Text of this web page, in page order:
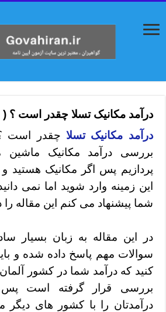
درآمد مکانیک تسلا چقدر است ؟ ( 2026 )
درآمد مکانیک تسلا چقدر است ؟
بررسی درآمد مکانیک
پردازیم پس اگر مکانیک هستید و
این زمینه وارد شوید اما نمی
شما پیشنهاد می کنم این مقاله را
در این مقاله به زبان بسیار
سوالات مهم پاسخ داده شده و
کنید که درآمد شما در کشور
بررسی قرار گرفته است پس
درآمدتان را با کشور های